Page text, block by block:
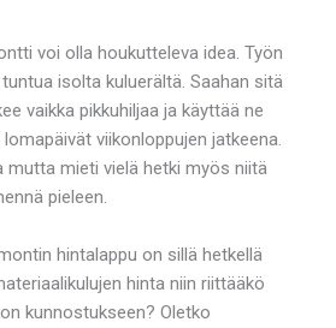
voi olla houkutteleva idea. Työn
isolta kuluerältä. Saahan sitä
vaikka pikkuhiljaa ja käyttää ne
viikonloppujen jatkeena.
mutta mieti vielä hetki myös niitä
pieleen.
hintalappu on sillä hetkellä
hinta niin riittääkö
kunnostukseen? Oletko